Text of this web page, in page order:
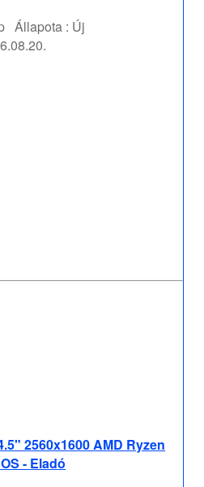
Állapota : Új
2560x1600 AMD Ryzen
- Eladó